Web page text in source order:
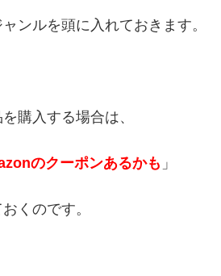
ンルを頭に入れておきます。
購入する場合は、
のクーポンあるかも 」
くのです。